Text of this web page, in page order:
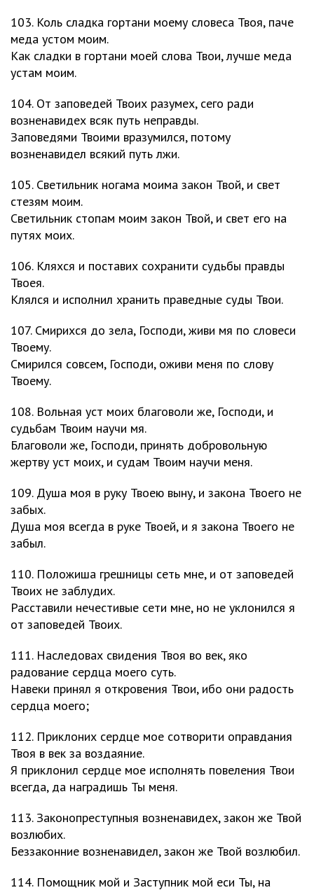
103. Коль сладка гортани моему словеса Твоя, паче
меда устом моим.
Как сладки в гортани моей слова Твои, лучше меда
устам моим.
104. От заповедей Твоих разумех, сего ради
возненавидех всяк путь неправды.
Заповедями Твоими вразумился, потому
возненавидел всякий путь лжи.
105. Светильник ногама моима закон Твой, и свет
стезям моим.
Светильник стопам моим закон Твой, и свет его на
путях моих.
106. Кляхся и поставих сохранити судьбы правды
Твоея.
Клялся и исполнил хранить праведные суды Твои.
107. Смирихся до зела, Господи, живи мя по словеси
Твоему.
Смирился совсем, Господи, оживи меня по слову
Твоему.
108. Вольная уст моих благоволи же, Господи, и
судьбам Твоим научи мя.
Благоволи же, Господи, принять добровольную
жертву уст моих, и судам Твоим научи меня.
109. Душа моя в руку Твоею выну, и закона Твоего не
забых.
Душа моя всегда в руке Твоей, и я закона Твоего не
забыл.
110. Положиша грешницы сеть мне, и от заповедей
Твоих не заблудих.
Расставили нечестивые сети мне, но не уклонился я
от заповедей Твоих.
111. Наследовах свидения Твоя во век, яко
радование сердца моего суть.
Навеки принял я откровения Твои, ибо они радость
сердца моего;
112. Приклоних сердце мое сотворити оправдания
Твоя в век за воздаяние.
Я приклонил сердце мое исполнять повеления Твои
всегда, да наградишь Ты меня.
113. Законопреступныя возненавидех, закон же Твой
возлюбих.
Беззаконние возненавидел, закон же Твой возлюбил.
114. Помощник мой и Заступник мой еси Ты, на